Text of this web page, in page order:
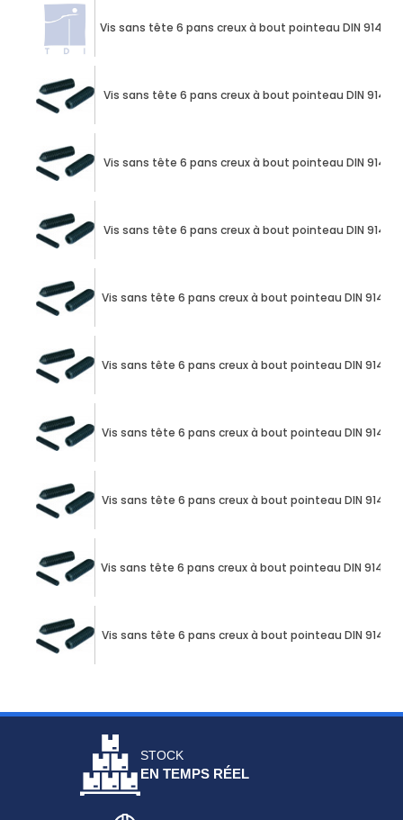
Vis sans tête 6 pans creux à bout pointeau DIN 914
Vis sans tête 6 pans creux à bout pointeau DIN 914
Vis sans tête 6 pans creux à bout pointeau DIN 914
Vis sans tête 6 pans creux à bout pointeau DIN 914
Vis sans tête 6 pans creux à bout pointeau DIN 914
Vis sans tête 6 pans creux à bout pointeau DIN 914
Vis sans tête 6 pans creux à bout pointeau DIN 914
Vis sans tête 6 pans creux à bout pointeau DIN 914
Vis sans tête 6 pans creux à bout pointeau DIN 914
Vis sans tête 6 pans creux à bout pointeau DIN 914
STOCK
EN TEMPS RÉEL